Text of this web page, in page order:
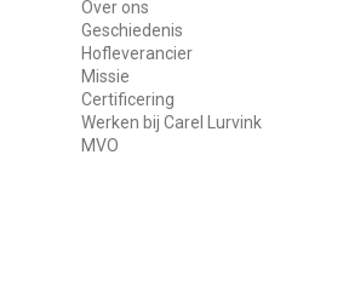
Over ons
Geschiedenis
Hofleverancier
Missie
Certificering
Werken bij Carel Lurvink
MVO